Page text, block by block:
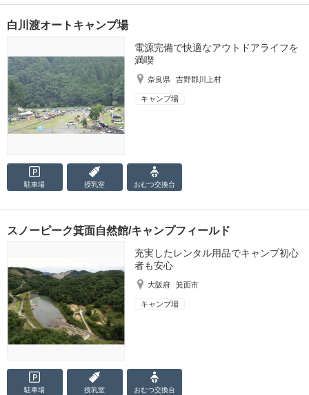
白川渡オートキャンプ場
電源完備で快適なアウトドアライフを
満喫
奈良県 吉野郡川上村
キャンプ場
駐車場 授乳室 おむつ交換台
スノーピーク箕面自然館/キャンプフィールド
充実したレンタル用品でキャンプ初心
者も安心
大阪府 箕面市
キャンプ場
駐車場 授乳室 おむつ交換台